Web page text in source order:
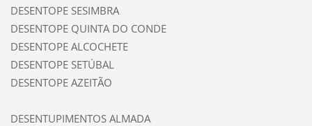
DESENTOPE SESIMBRA
DESENTOPE QUINTA DO CONDE
DESENTOPE ALCOCHETE
DESENTOPE SETÚBAL
DESENTOPE AZEITÃO
DESENTUPIMENTOS ALMADA